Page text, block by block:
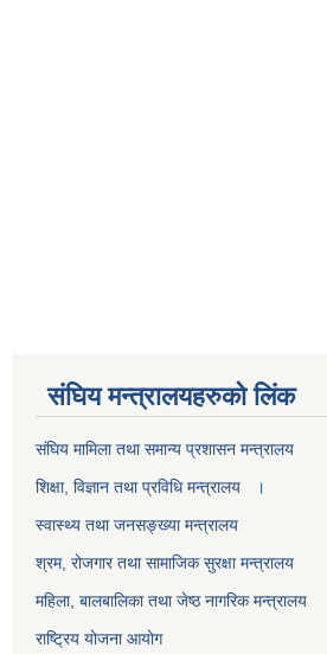
स‌ंघिय मन्त्रालयहरुको लिंक
स‌ंघिय मामिला तथा समान्य प्रशासन मन्त्रालय
शिक्षा, विज्ञान तथा प्रविधि मन्त्रालय ।
स्वास्थ्य तथा जनसङ्ख्या मन्त्रालय
श्रम, रोजगार तथा सामाजिक सुरक्षा मन्त्रालय
महिला, बालबालिका तथा जेष्ठ नागरिक मन्त्रालय
राष्ट्रिय योजना आयोग